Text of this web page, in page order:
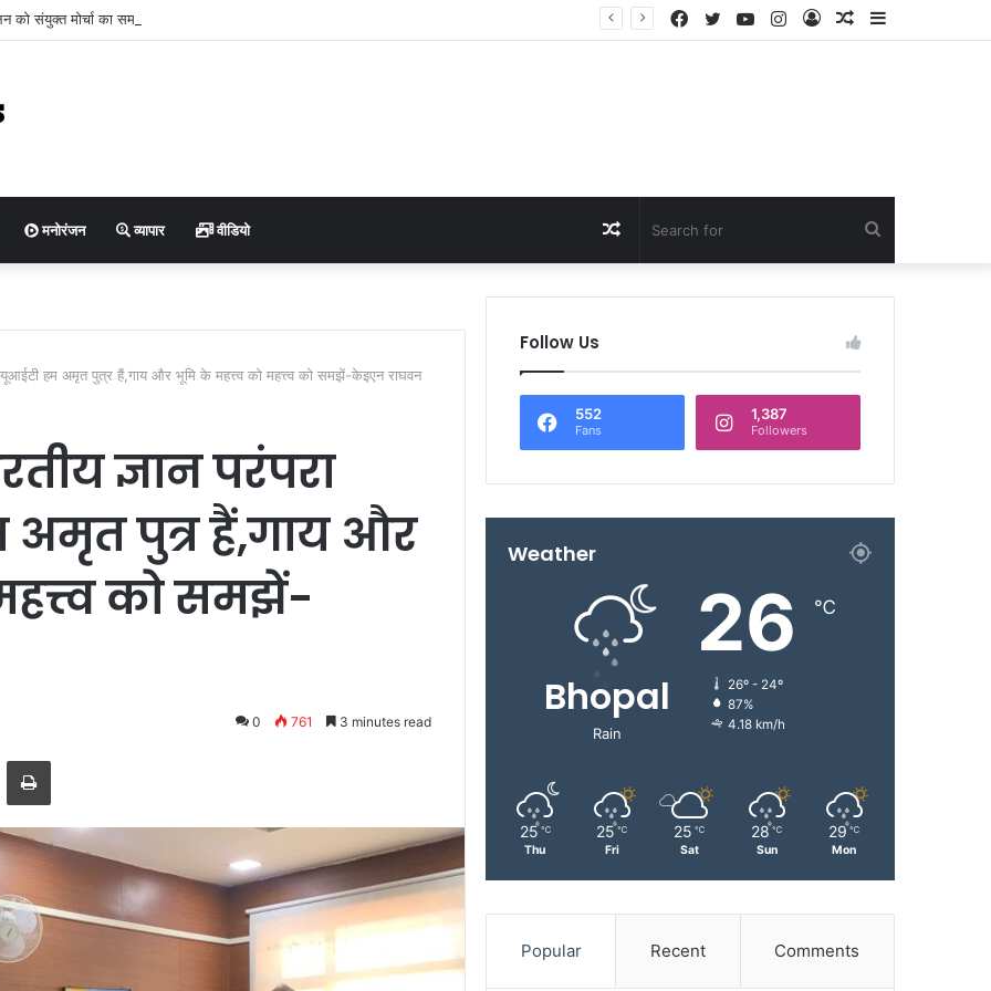
को संयुक्त मोर्चा का समर्थन
Random
Log
Instagram
YouTube
Twitter
Facebook
मनोरंजन व्यापार वीडियो
for
Random
Article
यूआईटी हम अमृत पुत्र हैं,गाय और भूमि के महत्त्व को महत्त्व को समझें-केइएन राघवन
ज्ञान परंपरा
अमृत पुत्र हैं,गाय और
को समझें-
0 761 3 minutes read
Follow Us
552
Fans
1,387
Followers
Weather
Bhopal
Rain
26 ℃
26º - 24º
87%
4.18 km/h
25 ℃
Thu
25 ℃
Fri
25 ℃
Sat
28 ℃
Sun
29 ℃
Mon
Popular Recent Comments